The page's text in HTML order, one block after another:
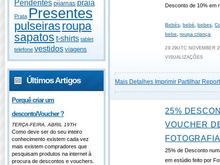
Pendentes pijamas praia
Prata Presentes
pulseirasroupa
sapatos t-shirts tablet
telefone vestidos viagens
Últimos Artigos
Porquê criar um
desconto/Voucher ?
TERÇA-FEIRA, ABRIL 19TH
Como deve ser do seu inteiro
conhecimento existem cada vez
mais existem compradores que
pesquisam produtos na internet à
procura de descontos e vouchers.
Desconto de 10% em
Bebés ,bebé ,bebes ,
bebe
,roupa criança
29 29UTC NOVEMBER
VISUALIZAÇÕES
Mais Detalhes Imprimir Partilhar
25%
VOUCHER
FOTOGRAFIA
25% de Desconto
em estúdio feito por